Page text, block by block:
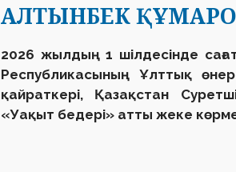
АЛТЫНБЕК
2026 жылдың 1 шілдесінде
Республикасының Ұлттық
қайраткері, Қазақстан
«Уақыт бедері» атты жеке